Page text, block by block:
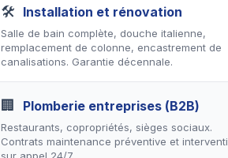
🛠 Installation et rénovation
Salle de bain complète, douche italienne,
remplacement de colonne, encastrement de
canalisations. Garantie décennale.
🏢 Plomberie entreprises (B2B)
Restaurants, copropriétés, sièges sociaux.
Contrats maintenance préventive et
sur appel 24/7.